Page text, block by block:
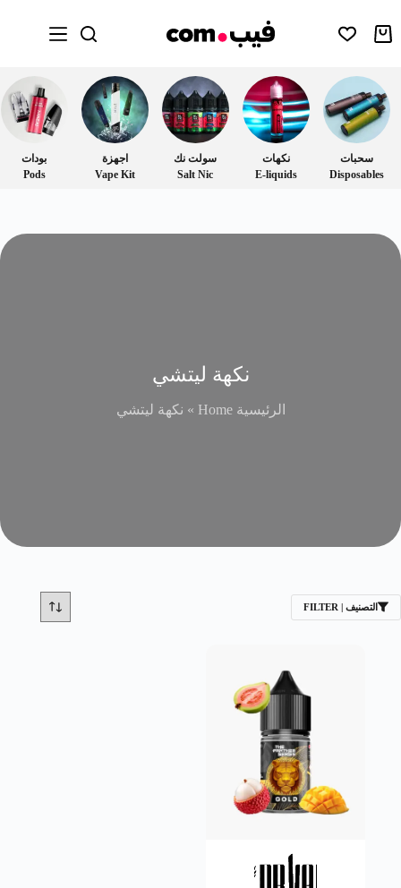
سحبات
Disposables
نكهات
E-liquids
سولت نك
Salt Nic
اجهزة
Vape Kit
بودات
Pods
نكهة ليتشي
الرئيسية Home » نكهة ليتشي
التصنيف | FILTER